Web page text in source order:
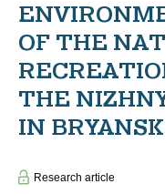
OF THE
THE
IN BRYANSK
Research article